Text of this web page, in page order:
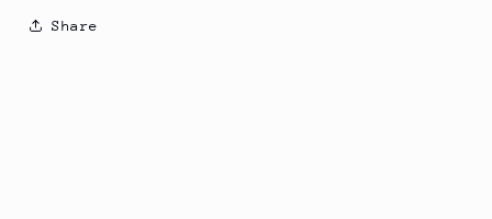
Share